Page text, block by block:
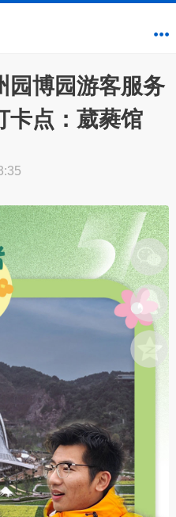
园博园游客服务
卡点：葳蕤馆